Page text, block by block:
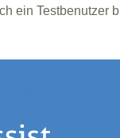
ein Testbenutzer